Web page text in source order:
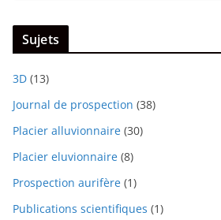
Sujets
3D (13)
Journal de prospection (38)
Placier alluvionnaire (30)
Placier eluvionnaire (8)
Prospection aurifère (1)
Publications scientifiques (1)